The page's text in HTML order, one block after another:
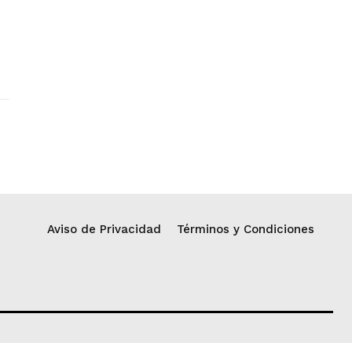
Aviso de Privacidad Términos y Condiciones